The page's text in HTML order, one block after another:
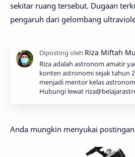
sekitar ruang tersebut. Dugaan
pengaruh dari gelombang
Riza adalah astronom amatir
konten astronomi sejak tahun
menjadi mentor kelas
Hubungi lewat
Anda mungkin menyukai